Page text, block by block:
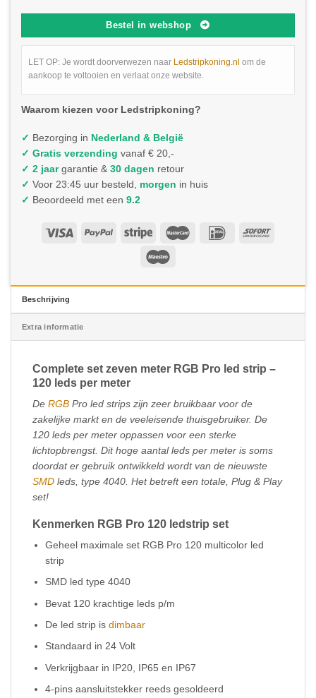
Bestel in webshop
LET OP: Je wordt doorverwezen naar Ledstripkoning.nl om de
aankoop te voltooien en verlaat onze website.
Waarom kiezen voor Ledstripkoning?
✓ Bezorging in Nederland & België
✓ Gratis verzending vanaf € 20,-
✓ 2 jaargarantie & 30 dagen retour
✓ Voor 23:45 uur besteld, morgen in huis
✓ Beoordeeld met een 9.2
Beschrijving
Extra informatie
Complete set zeven meter RGB Pro led strip –
120 leds per meter
De RGB Pro led strips zijn zeer bruikbaar voor de
zakelijke markt en de veeleisende thuisgebruiker. De
120 leds per meter oppassen voor een sterke
lichtopbrengst. Dit hoge aantal leds per meter is soms
doordat er gebruik ontwikkeld wordt van de nieuwste
SMD leds, type 4040. Het betreft een totale, Plug & Play
set!
Kenmerken RGB Pro 120 ledstrip set
Geheel maximale set RGB Pro 120 multicolor led
strip
SMD led type 4040
Bevat 120 krachtige leds p/m
De led strip isdimbaar
Standaard in 24 Volt
Verkrijgbaar in IP20, IP65 en IP67
4-pins aansluitstekker reeds gesoldeerd